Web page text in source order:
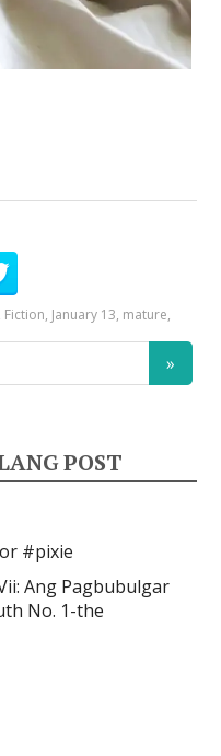
Fiction, January 13, mature,
POST
#pixie
Ang Pagbubulgar
No. 1-the